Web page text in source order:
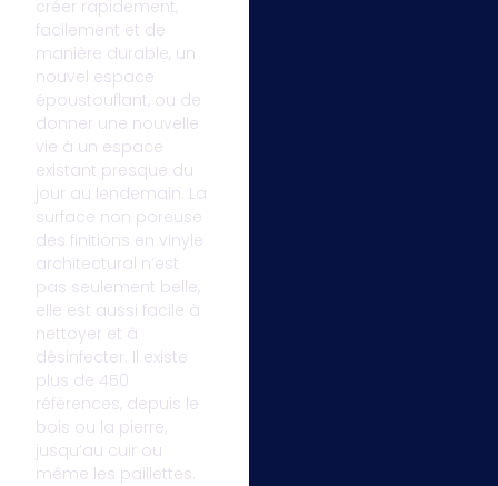
créer rapidement,
facilement et de
manière durable, un
nouvel espace
époustouflant, ou de
donner une nouvelle
vie à un espace
existant presque du
jour au lendemain. La
surface non poreuse
des finitions en vinyle
architectural n’est
pas seulement belle,
elle est aussi facile à
nettoyer et à
désinfecter. Il existe
plus de 450
références, depuis le
bois ou la pierre,
jusqu’au cuir ou
même les paillettes.